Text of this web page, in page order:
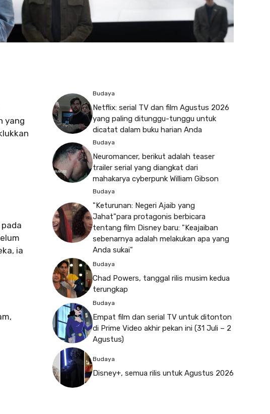
yang
ia
Budaya
Netflix: serial TV dan film Agustus 2026
yang paling ditunggu-tunggu untuk
dicatat dalam buku harian Anda
Budaya
Neuromancer, berikut adalah teaser
trailer serial yang diangkat dari
mahakarya cyberpunk William Gibson
Budaya
"Keturunan: Negeri Ajaib yang
Jahat"para protagonis berbicara
tentang film Disney baru: "Keajaiban
sebenarnya adalah melakukan apa yang
Anda sukai"
Budaya
Chad Powers, tanggal rilis musim kedua
terungkap
Budaya
Empat film dan serial TV untuk ditonton
di Prime Video akhir pekan ini (31 Juli – 2
Agustus)
Budaya
Disney+, semua rilis untuk Agustus 2026